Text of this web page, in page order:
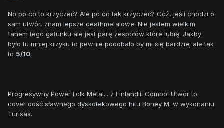
No po co to krzyczeć? Ale po co tak krzyczeć? Cóż, jeśli chodzi o
sam utwór, znam lepsze deathmetalowe. Nie jestem wielkim
fanem tego gatunku ale jest parę zespołów które lubię. Jakby
było tu mniej krzyku to pewnie podobało by mi się bardziej ale tak
to 5/10
Progresywny Power Folk Metal... z Finlandii. Combo! Utwór to
cover dość sławnego dyskotekowego hitu Boney M. w wykonaniu
Turisas.